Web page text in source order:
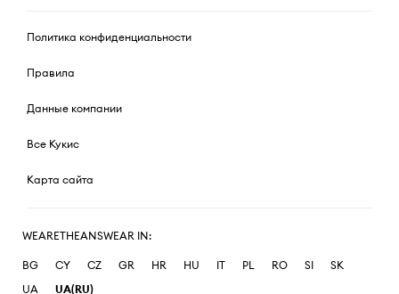
Политика конфиденциальности
Правила
Данные компании
Все Кукис
Карта сайта
WEARETHEANSWEAR IN:
BG CY CZ GR HR HU IT PL RO SI
SK
UA
UA(RU)